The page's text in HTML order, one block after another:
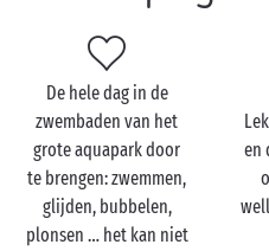
waterspeeltuinen en
een kwaliteitsvakantie ook een
infrastructuur en dienstverlening
onze 4-sterrencampings ook
wifi-toegang, een wasruimte, een
… Het staat in de sterren
campingvakantie bij Sandaya
huiswaarts keert!
De hele dag in de
zwembaden van het
grote aquapark door
te brengen: zwemmen,
glijden, bubbelen,
plonsen … het kan niet
en